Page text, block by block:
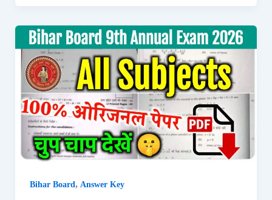
Bihar Board, Answer Key